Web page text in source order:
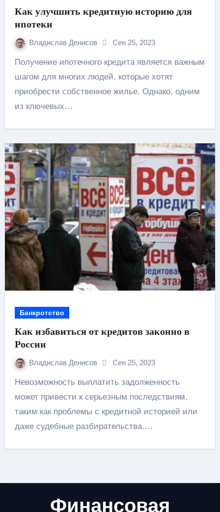
Как улучшить кредитную историю для
ипотеки
Владислав Денисов Сен 25, 2023
Получение ипотечного кредита является важным
шагом для многих людей, которые хотят
приобрести собственное жилье. Однако, одним
из ключевых…
Банкротство
Как избавиться от кредитов законно в
России
Владислав Денисов Сен 25, 2023
Невозможность выплатить задолженность
может привести к серьезным последствиям,
таким как проблемы с кредитной историей или
даже судебные разбирательства.…
Финансовая